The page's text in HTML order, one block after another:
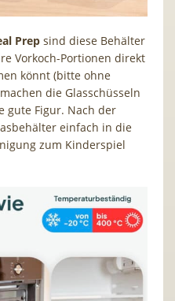
Prep sind diese Behälter
Vorkoch-Portionen direkt
könnt (bitte ohne
die Glasschüsseln
gute Figur. Nach der
einfach in die
zum Kinderspiel